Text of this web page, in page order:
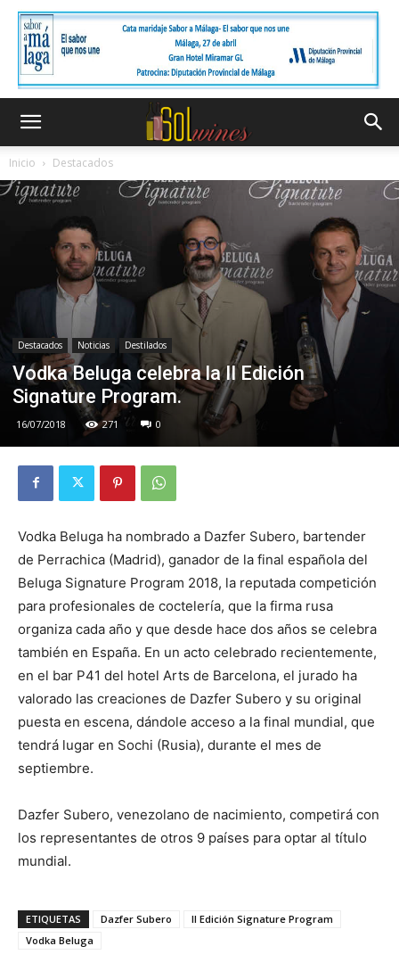
Inicio Destacados
Destacados Noticias Destilados
Vodka Beluga celebra la II Edición
Signature Program.
16/07/2018 271 0
Vodka Beluga ha nombrado a Dazfer Subero, bartender
de Perrachica (Madrid), ganador de la final española del
Beluga Signature Program 2018, la reputada competición
para profesionales de coctelería, que la firma rusa
organiza cada año y que desde hace dos años se celebra
también en España. En un acto celebrado recientemente,
en el bar P41 del hotel Arts de Barcelona, el jurado ha
valorado las creaciones de Dazfer Subero y su original
puesta en escena, dándole acceso a la final mundial, que
tendrá lugar en Sochi (Rusia), durante el mes de
septiembre.
Dazfer Subero, venezolano de nacimiento, competirá con
los representantes de otros 9 países para optar al título
mundial.
ETIQUETAS Dazfer Subero
II Edición Signature Program
Vodka Beluga